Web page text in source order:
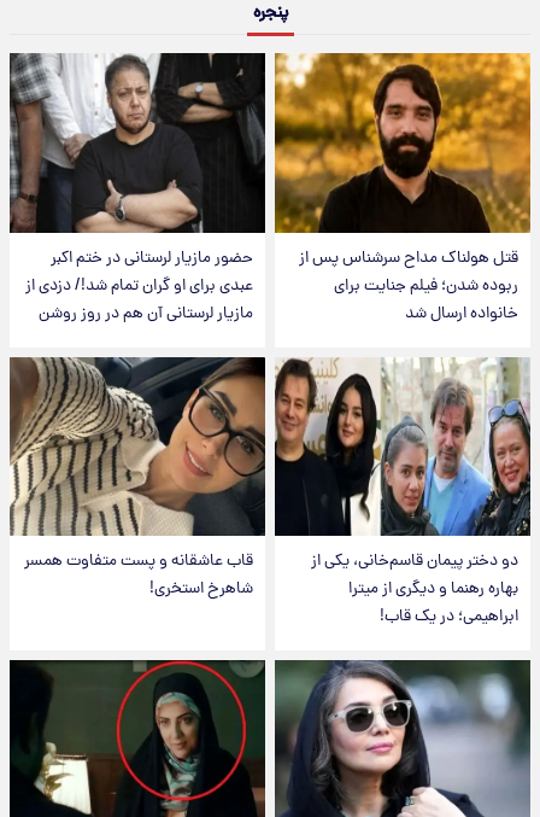
پنجره
قتل هولناک مداح سرشناس پس از
ربوده شدن؛ فیلم جنایت برای
خانواده ارسال شد
حضور مازیار لرستانی در ختم اکبر
عبدی برای او گران تمام شد!/ دزدی از
مازیار لرستانی آن هم در روز روشن
دو دختر پیمان قاسم‌خانی، یکی از
بهاره رهنما و دیگری از میترا
ابراهیمی؛ در یک قاب!
قاب عاشقانه و پست متفاوت همسر
شاهرخ استخری!